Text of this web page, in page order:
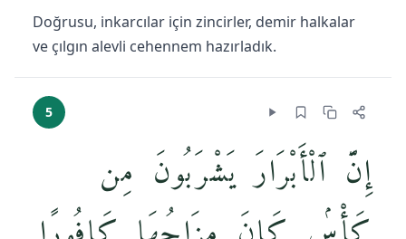
Doğrusu, inkarcılar için zincirler, demir halkalar
ve çılgın alevli cehennem hazırladık.
5
إِنَّ ٱلْأَبْرَارَ يَشْرَبُونَ مِن